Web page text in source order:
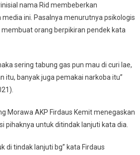
nama Rid membeberkan
ini. Pasalnya menurutnya psikologis
orang berpikiran pendek kata
sering tabung gas pun mau di curi lae,
itu, banyak juga pemakai narkoba itu”
Morawa AKP Firdaus Kemit menegaskan
pihaknya untuk ditindak lanjuti kata dia.
di tindak lanjuti bg” kata Firdaus